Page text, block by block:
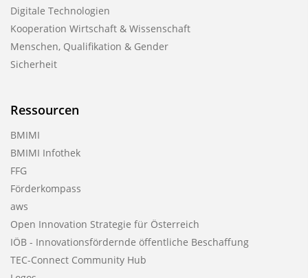
Digitale Technologien
Kooperation Wirtschaft & Wissenschaft
Menschen, Qualifikation & Gender
Sicherheit
Ressourcen
BMIMI
BMIMI Infothek
FFG
Förderkompass
aws
Open Innovation Strategie für Österreich
IÖB - Innovationsfördernde öffentliche Beschaffung
TEC-Connect Community Hub